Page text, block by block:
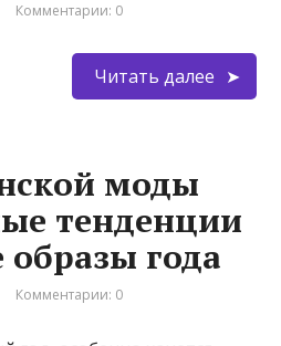
Комментарии: 0
Читать далее
моды
тенденции
года
Комментарии: 0